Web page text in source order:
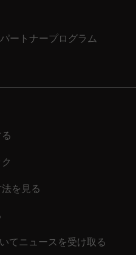
パートナープログラム
を見る
いてニュースを受け取る